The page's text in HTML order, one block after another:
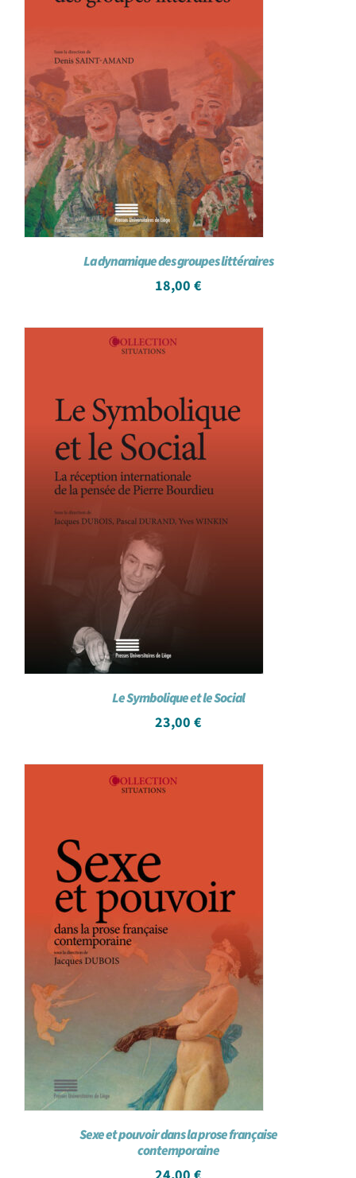
La dynamique des groupes littéraires
18,00 €
Le Symbolique et le Social
23,00 €
Sexe et pouvoir dans la prose française
contemporaine